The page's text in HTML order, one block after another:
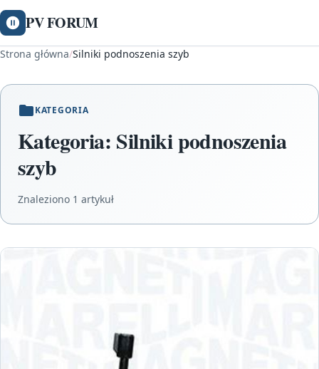
PV FORUM
Strona główna/Silniki podnoszenia szyb
KATEGORIA
Kategoria: Silniki podnoszenia
szyb
Znaleziono 1 artykuł